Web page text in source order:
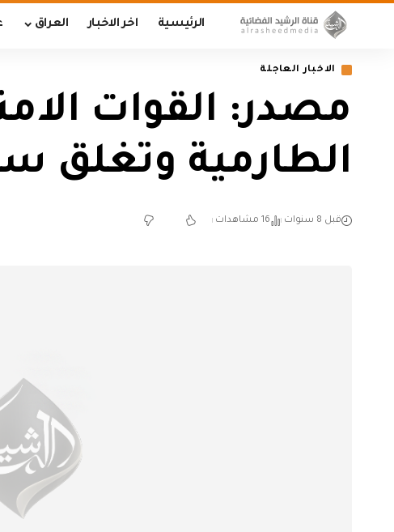
الرئيسية اخر الاخبار العراق
الاخبار العاجلة
مصدر: القوات
الطارمية وتغلق
قبل 8 سنوات 16 مشاهدات